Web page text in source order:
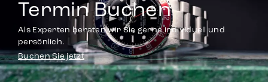
Termin Buchen
Als Experten beraten wir Sie gerne individuell und
persönlich.
Buchen Sie jetzt